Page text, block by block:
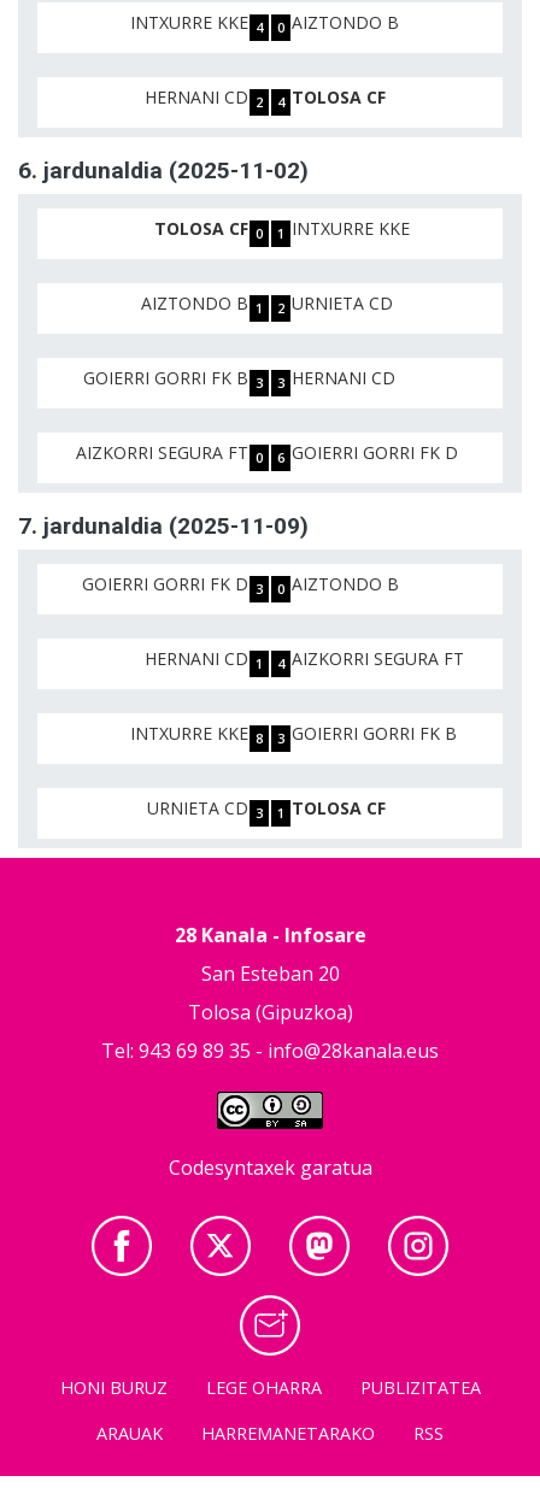
INTXURRE KKE 4 0 AIZTONDO B
HERNANI CD 2 4 TOLOSA CF
6. jardunaldia (2025-11-02)
TOLOSA CF 0 1 INTXURRE KKE
AIZTONDO B 1 2 URNIETA CD
GOIERRI GORRI FK B 3 3 HERNANI CD
AIZKORRI SEGURA FT 0 6 GOIERRI GORRI FK D
7. jardunaldia (2025-11-09)
GOIERRI GORRI FK D 3 0 AIZTONDO B
HERNANI CD 1 4 AIZKORRI SEGURA FT
INTXURRE KKE 8 3 GOIERRI GORRI FK B
URNIETA CD 3 1 TOLOSA CF
28 Kanala - Infosare
San Esteban 20
Tolosa (Gipuzkoa)
Tel: 943 69 89 35 - info@28kanala.eus
Codesyntaxek garatua
HONI BURUZ LEGE OHARRA
PUBLIZITATEA
ARAUAK
HARREMANETARAKO RSS